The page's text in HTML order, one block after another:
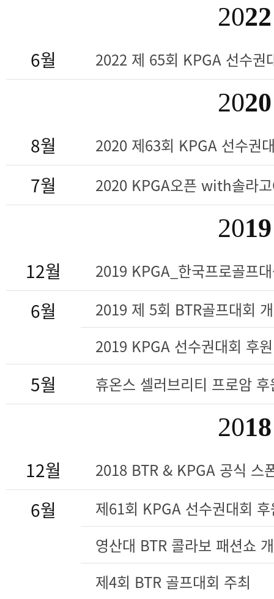
2022
6월 2022 제 65회 KPGA 선수
2020
8월 2020 제63회 KPGA 선수권
7월 2020 KPGA오픈 with솔라고
2019
12월 2019 KPGA_한국프로골프
6월
2019 제 5회 BTR골프대회
2019 KPGA 선수권대회 후원
5월 휴온스 셀러브리티 프로암 후
2018
12월 2018 BTR & KPGA 공식 스
6월
제61회 KPGA 선수권대회
영산대 BTR 콜라보 패션쇼
제4회 BTR 골프대회 주최